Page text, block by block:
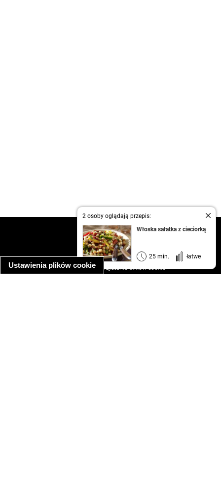
Ustawienia plików cookie
2 osoby oglądają przepis:
Włoska sałatka z cieciorką
25 min. łatwe
kontakt
regulamin
informacja o prywatności
informacja o wykorzystaniu plików cookie